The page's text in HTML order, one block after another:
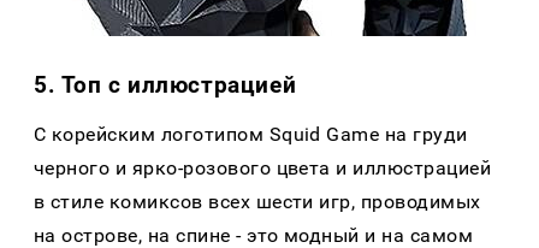
5. Топ с иллюстрацией
С корейским логотипом Squid Game на груди
черного и ярко-розового цвета и иллюстрацией
в стиле комиксов всех шести игр, проводимых
на острове, на спине - это модный и на самом